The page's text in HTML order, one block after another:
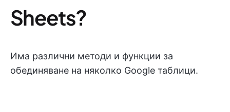
Sheets?
Има различни методи и функции за
обединяване на няколко Google таблици.